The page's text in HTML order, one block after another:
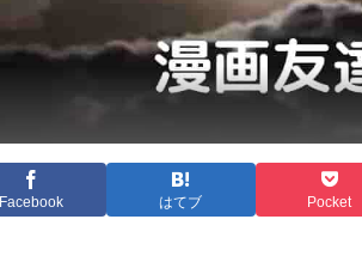
Facebook はてブ Pocket